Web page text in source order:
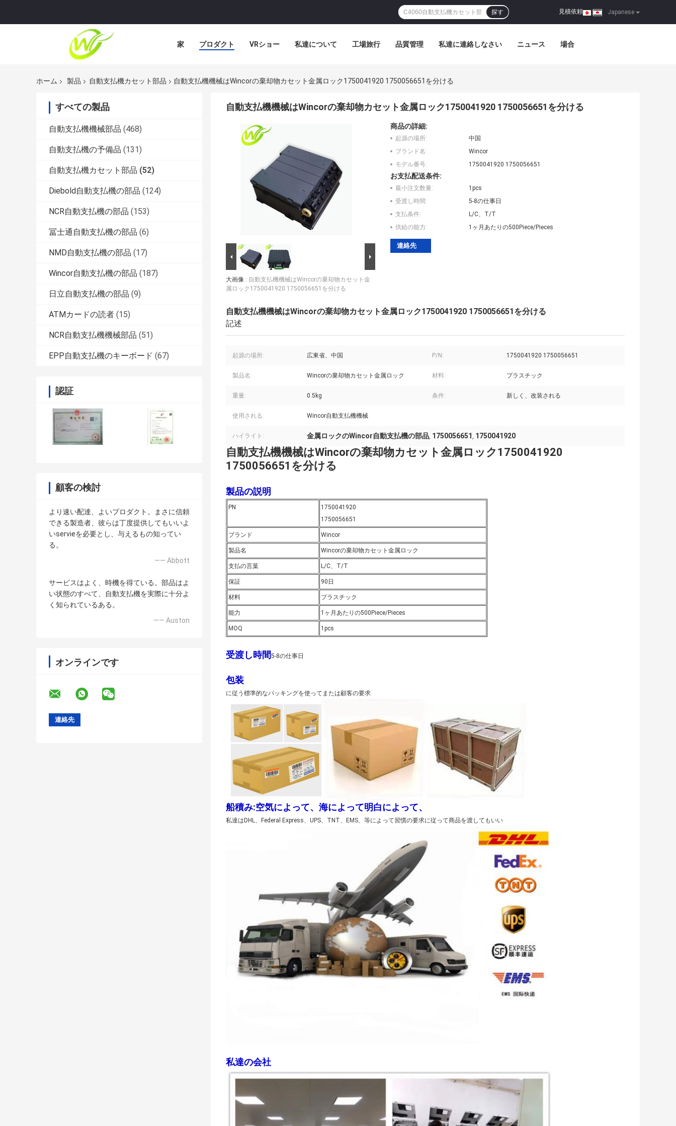
Japanese
見積依頼 |
探す
家 プロダクト VRショー 私達について 工場旅行 品質管理 私達に連絡しなさい ニュース 場合
ホーム 製品 自動支払機カセット部品 自動支払機機械はWincorの棄却物カセット金属ロック1750041920 1750056651を分ける
すべての製品
自動支払機機械部品 (468)
自動支払機の予備品 (131)
自動支払機カセット部品 (52)
Diebold自動支払機の部品 (124)
NCR自動支払機の部品 (153)
冨士通自動支払機の部品 (6)
NMD自動支払機の部品 (17)
Wincor自動支払機の部品 (187)
日立自動支払機の部品 (9)
ATMカードの読者 (15)
NCR自動支払機機械部品 (51)
EPP自動支払機のキーボード (67)
認証
顧客の検討
より速い配達、よいプロダクト。まさに信頼
できる製造者、彼らは丁度提供してもいいよ
いservieを必要とし、与えるもの知ってい
る。
—— Abbott
サービスはよく、時機を得ている。部品はよ
い状態のすべて、自動支払機を実際に十分よ
く知られているある。
—— Auston
オンラインです
自動支払機機械はWincorの棄却物カセット金属ロック1750041920 1750056651を分ける
大画像 : 自動支払機機械はWincorの棄却物カセット金
属ロック1750041920 1750056651を分ける
商品の詳細:
起源の場所:
中国
ブランド名:
Wincor
モデル番号:
1750041920 1750056651
お支払配送条件:
最小注文数量:
1pcs
受渡し時間:
5-8の仕事日
支払条件:
L/C、T/T
供給の能力:
1ヶ月あたりの500Piece/Pieces
連絡先
自動支払機機械はWincorの棄却物カセット金属ロック1750041920 1750056651を分ける
記述
起源の場所: 広東省、中国 P/N: 1750041920 1750056651
製品名: Wincorの棄却物カセット金属ロック 材料: プラスチック
重量: 0.5kg 条件: 新しく、改装される
使用される: Wincor自動支払機機械
ハイライト: 金属ロックのWincor自動支払機の部品, 1750056651 , 1750041920
自動支払機機械はWincorの棄却物カセット金属ロック1750041920
1750056651を分ける
製品の説明
PN
1750041920
1750056651
ブランド Wincor
製品名 Wincorの棄却物カセット金属ロック
支払の言葉 L/C、T/T
保証 90日
材料 プラスチック
能力 1ヶ月あたりの500Piece/Pieces
MOQ 1pcs
受渡し時間5-8の仕事日
包装
に従う標準的なパッキングを使ってまたは顧客の要求
船積み:空気によって、海によって明白によって、
私達はDHL、Federal Express、UPS、TNT、EMS、等によって習慣の要求に従って商品を渡してもいい
私達の会社